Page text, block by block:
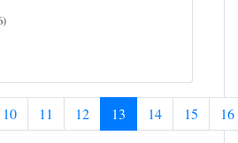
10 11 12 13 14 15 16